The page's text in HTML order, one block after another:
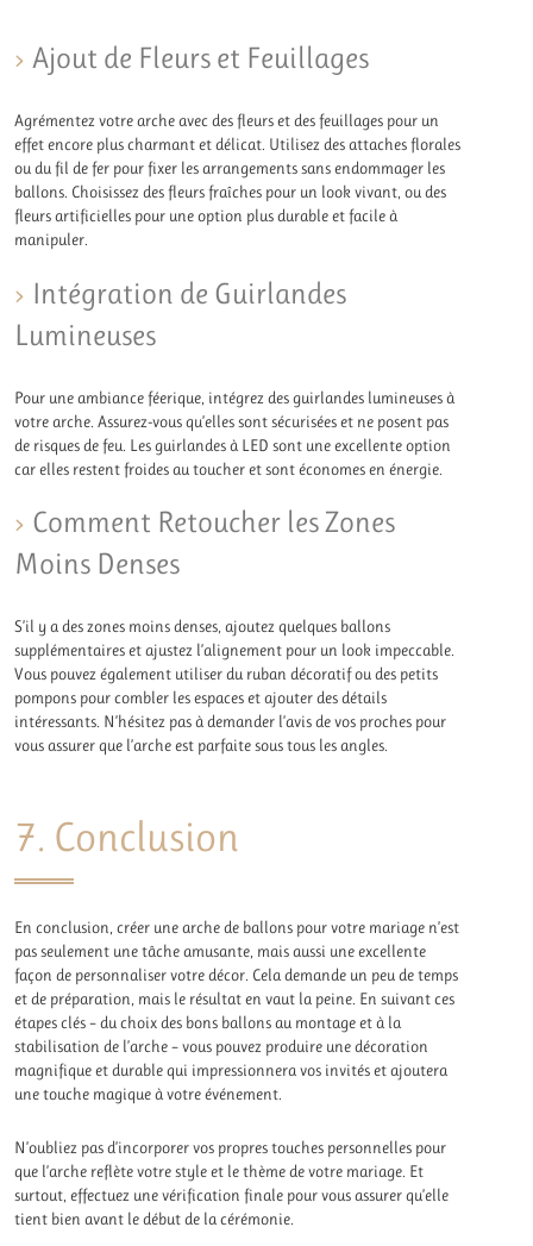
Ajout de Fleurs et Feuillages
Agrémentez votre arche avec des fleurs et des feuillages pour un
effet encore plus charmant et délicat. Utilisez des attaches florales
ou du fil de fer pour fixer les arrangements sans endommager les
ballons. Choisissez des fleurs fraîches pour un look vivant, ou des
fleurs artificielles pour une option plus durable et facile à
manipuler.
Intégration de Guirlandes
Lumineuses
Pour une ambiance féerique, intégrez des guirlandes lumineuses à
votre arche. Assurez-vous qu’elles sont sécurisées et ne posent pas
de risques de feu. Les guirlandes à LED sont une excellente option
car elles restent froides au toucher et sont économes en énergie.
Comment Retoucher les Zones
Moins Denses
S’il y a des zones moins denses, ajoutez quelques ballons
supplémentaires et ajustez l’alignement pour un look impeccable.
Vous pouvez également utiliser du ruban décoratif ou des petits
pompons pour combler les espaces et ajouter des détails
intéressants. N’hésitez pas à demander l’avis de vos proches pour
vous assurer que l’arche est parfaite sous tous les angles.
7. Conclusion
En conclusion, créer une arche de ballons pour votre mariage n’est
pas seulement une tâche amusante, mais aussi une excellente
façon de personnaliser votre décor. Cela demande un peu de temps
et de préparation, mais le résultat en vaut la peine. En suivant ces
étapes clés – du choix des bons ballons au montage et à la
stabilisation de l’arche – vous pouvez produire une décoration
magnifique et durable qui impressionnera vos invités et ajoutera
une touche magique à votre événement.
N’oubliez pas d’incorporer vos propres touches personnelles pour
que l’arche reflète votre style et le thème de votre mariage. Et
surtout, effectuez une vérification finale pour vous assurer qu’elle
tient bien avant le début de la cérémonie.